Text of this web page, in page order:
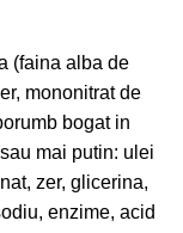
(faina alba de
mononitrat de
bogat in
mai putin: ulei
zer, glicerina,
enzime, acid